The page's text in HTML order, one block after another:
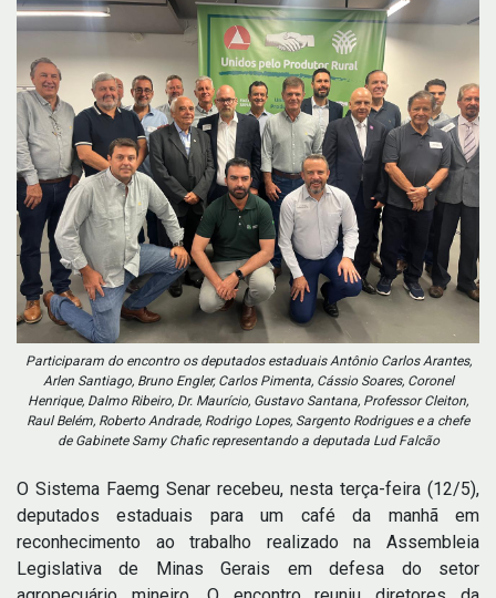
Participaram do encontro os deputados estaduais Antônio Carlos Arantes,
Arlen Santiago, Bruno Engler, Carlos Pimenta, Cássio Soares, Coronel
Henrique, Dalmo Ribeiro, Dr. Maurício, Gustavo Santana, Professor Cleiton,
Raul Belém, Roberto Andrade, Rodrigo Lopes, Sargento Rodrigues e a chefe
de Gabinete Samy Chafic representando a deputada Lud Falcão
O Sistema Faemg Senar recebeu, nesta terça-feira (12/5),
deputados estaduais para um café da manhã em
reconhecimento ao trabalho realizado na Assembleia
Legislativa de Minas Gerais em defesa do setor